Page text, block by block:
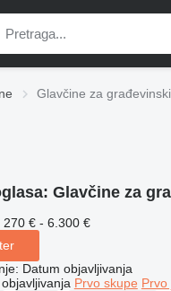
Glavčine za
Glavčine za
270 € - 6.300 €
: Datum objavljivanja
Prvo skupe Prvo